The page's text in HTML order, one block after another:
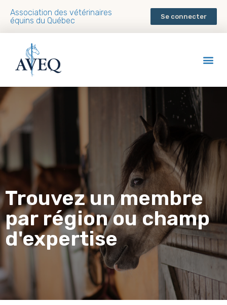
Association des vétérinaires
équins du Québec
Se connecter
Trouvez un membre
par région ou champ
d'expertise